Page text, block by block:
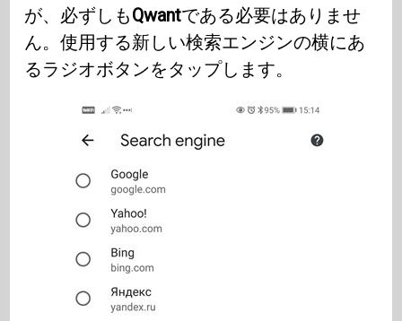
が、必ずしもQwantである必要はありませ
ん。使用する新しい検索エンジンの横にあ
るラジオボタンをタップします。